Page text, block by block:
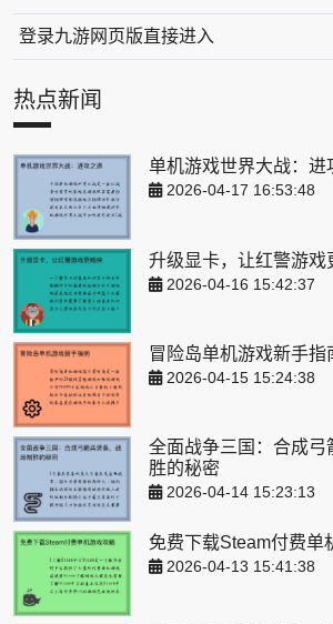
登录九游网页版直接进入
热点新闻
单机游戏世界大战：进
2026-04-17 16:53:48
升级显卡，让红警游戏
2026-04-16 15:42:37
冒险岛单机游戏新手指
2026-04-15 15:24:38
全面战争三国：合成弓
胜的秘密
2026-04-14 15:23:13
免费下载Steam付费单
2026-04-13 15:41:38